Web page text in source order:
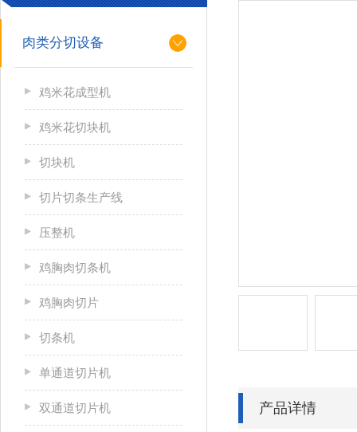
肉类分切设备
鸡米花成型机
鸡米花切块机
切块机
切片切条生产线
压整机
鸡胸肉切条机
鸡胸肉切片
切条机
单通道切片机
双通道切片机 产品详情